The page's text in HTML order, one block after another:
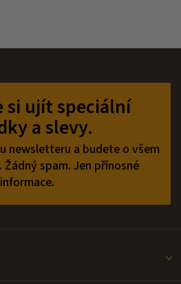
si ujít speciální
a slevy.
newsletteru a budete o všem
Žádný spam. Jen přínosné
informace.